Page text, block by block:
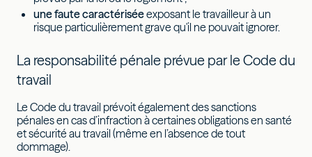
une faute caractériséeexposant le travailleur à un
risque particulièrement grave qu'il ne pouvait ignorer.
La responsabilité pénale prévue par le Code du
travail
Le Code du travail prévoit également des sanctions
pénales en cas d’infraction à certaines obligations en santé
et sécurité au travail (même en l’absence de tout
dommage).